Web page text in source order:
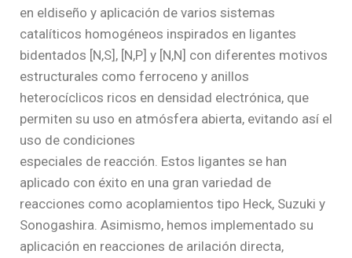
en eldiseño y aplicación de varios sistemas
catalíticos homogéneos inspirados en ligantes
bidentados [N,S], [N,P] y [N,N] con diferentes motivos
estructurales como ferroceno y anillos
heterocíclicos ricos en densidad electrónica, que
permiten su uso en atmósfera abierta, evitando así el
uso de condiciones
especiales de reacción. Estos ligantes se han
aplicado con éxito en una gran variedad de
reacciones como acoplamientos tipo Heck, Suzuki y
Sonogashira. Asimismo, hemos implementado su
aplicación en reacciones de arilación directa,